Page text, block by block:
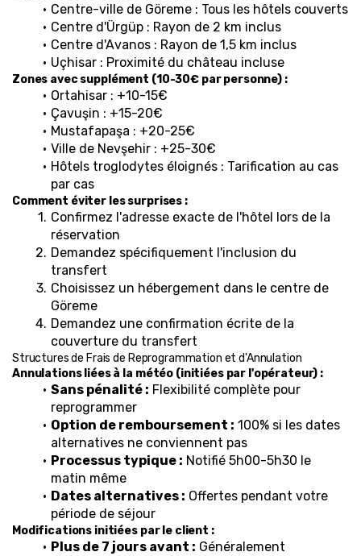
Centre-ville de Göreme : Tous les hôtels couverts
Centre d'Ürgüp : Rayon de 2 km inclus
Centre d'Avanos : Rayon de 1,5 km inclus
Uçhisar : Proximité du château incluse
Zones avec supplément (10-30€ par personne) :
Ortahisar : +10-15€
Çavuşin : +15-20€
Mustafapaşa : +20-25€
Ville de Nevşehir : +25-30€
Hôtels troglodytes éloignés : Tarification au cas
par cas
Comment éviter les surprises :
Confirmez l'adresse exacte de l'hôtel lors de la
réservation
Demandez spécifiquement l'inclusion du
transfert
Choisissez un hébergement dans le centre de
Göreme
Demandez une confirmation écrite de la
couverture du transfert
Structures de Frais de Reprogrammation et d'Annulation
Annulations liées à la météo (initiées par l'opérateur) :
Sans pénalité : Flexibilité complète pour
reprogrammer
Option de remboursement : 100% si les dates
alternatives ne conviennent pas
Processus typique : Notifié 5h00-5h30 le
matin même
Dates alternatives : Offertes pendant votre
période de séjour
Modifications initiées par le client :
Plus de 7 jours avant : Généralement